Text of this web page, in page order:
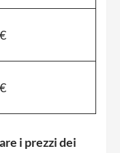
i prezzi dei